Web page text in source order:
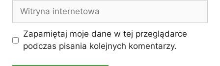
Witryna
internetowa
Zapamiętaj moje dane w tej przeglądarce
podczas pisania kolejnych komentarzy.